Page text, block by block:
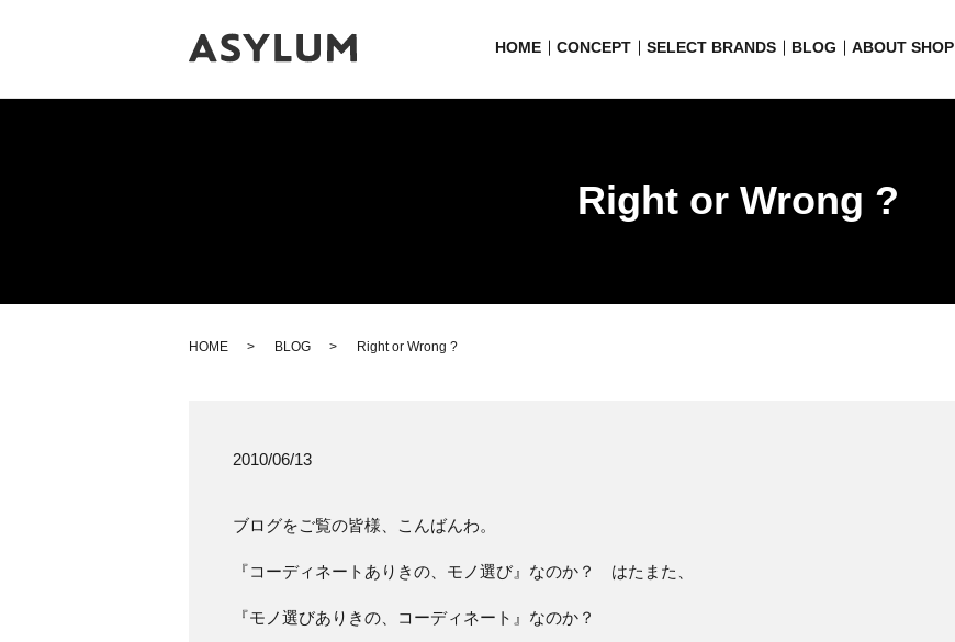
HOME CONCEPT SELECT BRANDS BLOG ABOUT SHOP
Right or Wrong ?
HOME BLOG Right or Wrong ?
2010/06/13
ブログをご覧の皆様、こんばんわ。
『コーディネートありきの、モノ選び』なのか？ はたまた、
『モノ選びありきの、コーディネート』なのか？